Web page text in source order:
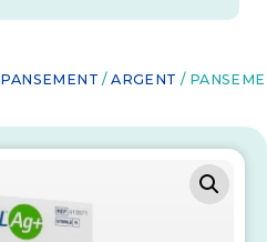
PANSEMENT /ARGENT /